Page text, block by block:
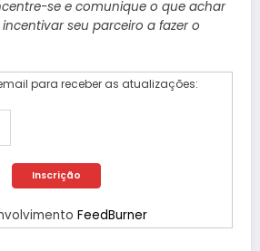
se e comunique o que achar
seu parceiro a fazer o
para receber as atualizações:
FeedBurner